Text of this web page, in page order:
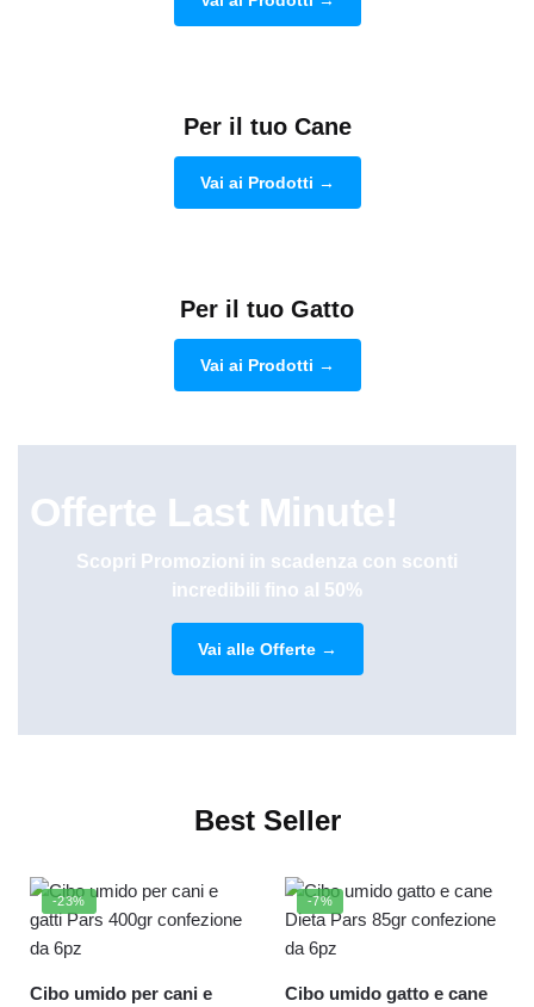
Per il tuo Cane
Vai ai Prodotti →
Per il tuo Gatto
Vai ai Prodotti →
Offerte Last Minute!
Scopri Promozioni in scadenza con sconti
incredibili fino al 50%
Vai alle Offerte →
Best Seller
-23%
Cibo umido per cani e
-7%
Cibo umido gatto e cane